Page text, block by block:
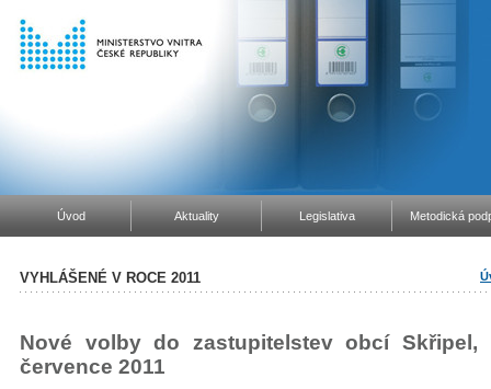
Úvod Aktuality Legislativa Metodická
VYHLÁŠENÉ V ROCE 2011
Nové volby do zastupitelstev obcí
července 2011